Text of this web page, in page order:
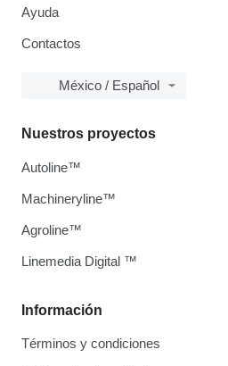
Ayuda
Contactos
México / Español
Información
Términos y condiciones
Nuestros proyectos
Autoline™
Machineryline™
Agroline™
Linemedia Digital ™